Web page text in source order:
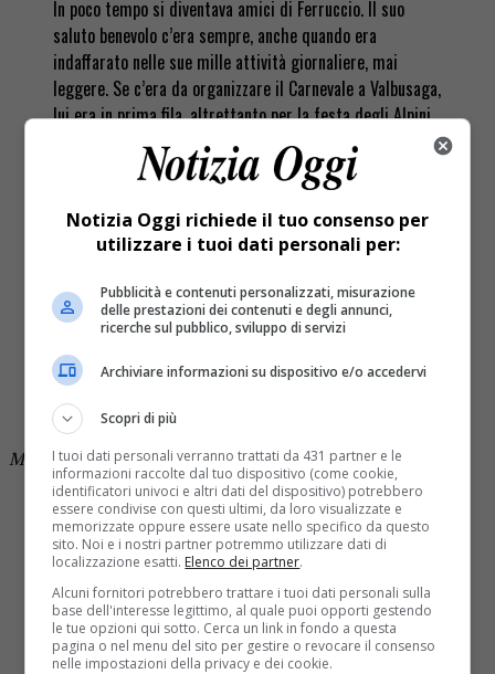
In poco tempo si diventava amici di Ferruccio. Il suo
saluto benevolo c’era sempre, anche quando era
indaffarato nelle sue mille attività giornaliere, mai
leggere. Se c’era da organizzare il Carnevale a Valbusaga,
lui era in prima fila, altrettanto per la festa degli Alpini
o la festa della birra.
Se cadeva qualche pianta sulla strada comunale, ci
pensava lui a liberarla. Se si rimaneva bloccati con la
neve, Ferruccio era pronto a trainare in sicurezza il
Sempre pronto, sempre benevolo, sempre amico, anche
se la vita con lui non era stata altrettanto generosa,
colpendolo per ben due volte negli affetti più cari. Buon
viaggio Ferruccio, ti ritroveremo “Sindaco” in qualche
angolo del Paradiso.
Marco Zantonelli
Notizia Oggi richiede il tuo consenso per
utilizzare i tuoi dati personali per:
Pubblicità e contenuti personalizzati, misurazione
delle prestazioni dei contenuti e degli annunci,
ricerche sul pubblico, sviluppo di servizi
Archiviare informazioni su dispositivo e/o accedervi
Scopri di più
I tuoi dati personali verranno trattati da 431 partner e le
informazioni raccolte dal tuo dispositivo (come cookie,
identificatori univoci e altri dati del dispositivo) potrebbero
essere condivise con questi ultimi, da loro visualizzate e
memorizzate oppure essere usate nello specifico da questo
sito. Noi e i nostri partner potremmo utilizzare dati di
localizzazione esatti. Elenco dei partner.
Alcuni fornitori potrebbero trattare i tuoi dati personali sulla
base dell'interesse legittimo, al quale puoi opporti gestendo
le tue opzioni qui sotto. Cerca un link in fondo a questa
pagina o nel menu del sito per gestire o revocare il consenso
nelle impostazioni della privacy e dei cookie.